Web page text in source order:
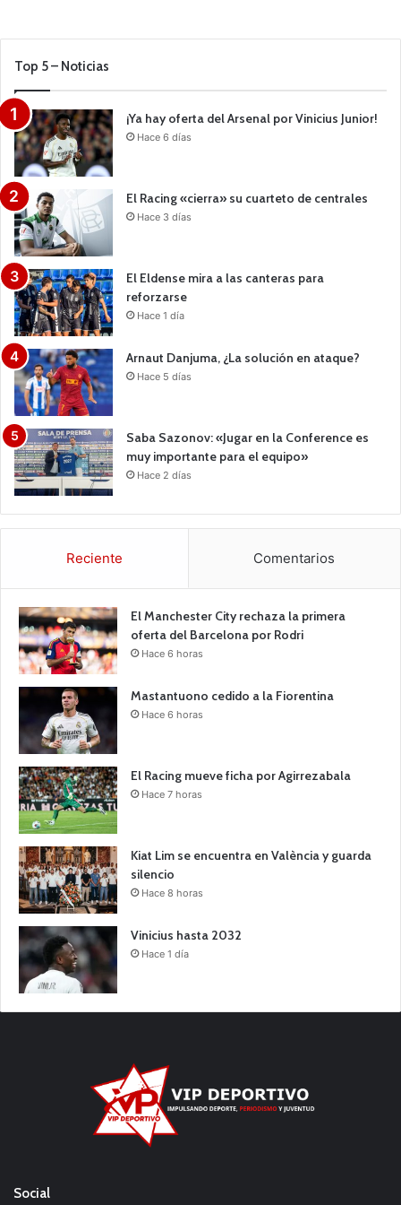
Top 5 – Noticias
¡Ya hay oferta del Arsenal por Vinicius Junior!
Hace 6 días
El Racing «cierra» su cuarteto de centrales
Hace 3 días
El Eldense mira a las canteras para
reforzarse
Hace 1 día
Arnaut Danjuma, ¿La solución en ataque?
Hace 5 días
Saba Sazonov: «Jugar en la Conference es
muy importante para el equipo»
Hace 2 días
Reciente Comentarios
El Manchester City rechaza la primera
oferta del Barcelona por Rodri
Hace 6 horas
Mastantuono cedido a la Fiorentina
Hace 6 horas
El Racing mueve ficha por Agirrezabala
Hace 7 horas
Kiat Lim se encuentra en València y guarda
silencio
Hace 8 horas
Vinicius hasta 2032
Hace 1 día
Social